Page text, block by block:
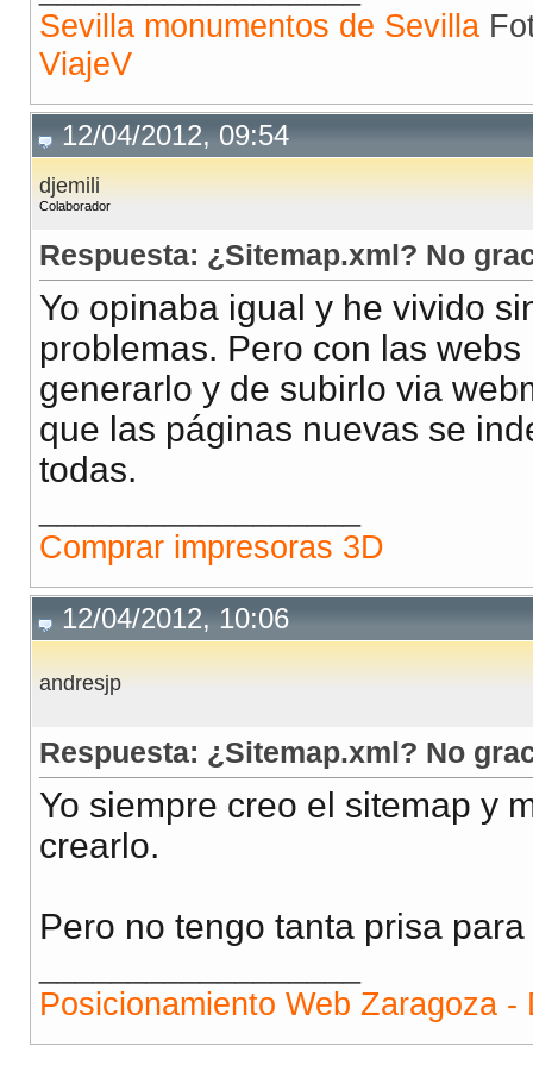
Sevilla monumentos de Sevilla
ViajeV
12/04/2012, 09:54
djemili
Colaborador
Respuesta: ¿Sitemap.xml? No
Yo opinaba igual y he vivido
problemas. Pero con las
generarlo y de subirlo via
que las páginas nuevas se
todas.
Comprar impresoras 3D
12/04/2012, 10:06
andresjp
Respuesta: ¿Sitemap.xml? No
Yo siempre creo el sitemap y
crearlo.
Pero no tengo tanta prisa
Posicionamiento Web Zaragoza -